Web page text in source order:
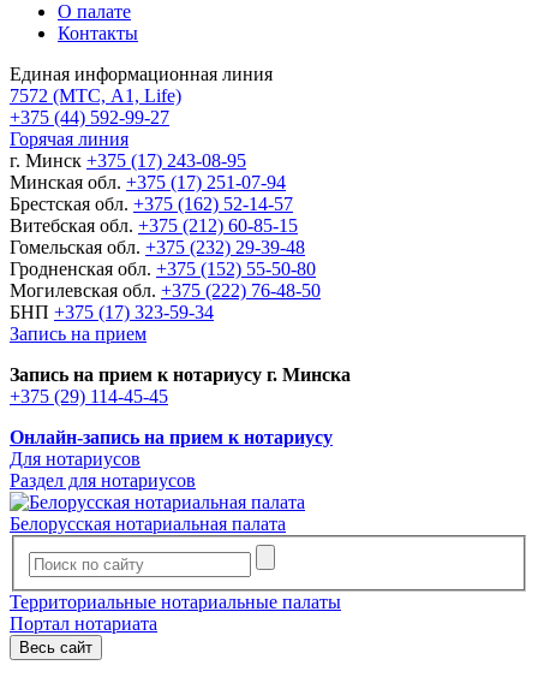
О палате
Контакты
Единая информационная линия
7572 (МТС, A1, Life)
+375 (44) 592-99-27
Горячая линия
г. Минск +375 (17) 243-08-95
Минская обл. +375 (17) 251-07-94
Брестская обл. +375 (162) 52-14-57
Витебская обл. +375 (212) 60-85-15
Гомельская обл. +375 (232) 29-39-48
Гродненская обл. +375 (152) 55-50-80
Могилевская обл. +375 (222) 76-48-50
БНП +375 (17) 323-59-34
Запись на прием
Запись на прием к нотариусу г. Минска
+375 (29) 114-45-45
Онлайн-запись на прием к нотариусу
Для нотариусов
Раздел для нотариусов
Белорусская нотариальная палата
Территориальные нотариальные палаты
Портал нотариата
Весь сайт